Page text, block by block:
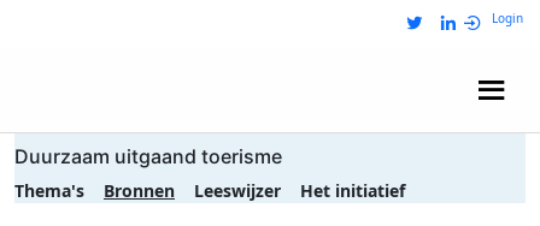
Login
Duurzaam uitgaand toerisme
Thema's Bronnen Leeswijzer Het initiatief